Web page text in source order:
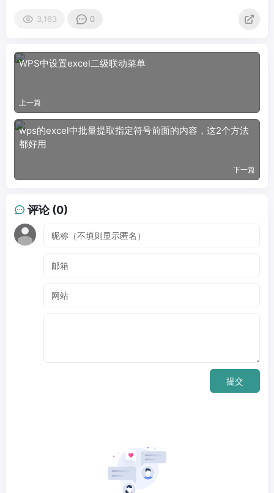
3,163 0
WPS中设置excel二级联动菜单
上一篇
wps的excel中批量提取指定符号前面的内容，这2个方法
都好用
下一篇
评论 (0)
提交